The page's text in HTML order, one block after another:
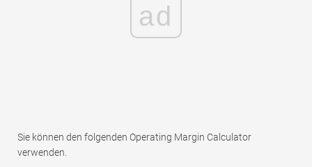
ad
Sie können den folgenden Operating Margin Calculator
verwenden.